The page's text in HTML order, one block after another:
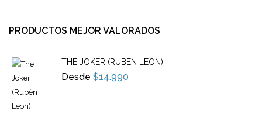
PRODUCTOS MEJOR VALORADOS
THE JOKER (RUBÉN LEON)
Desde $14.990